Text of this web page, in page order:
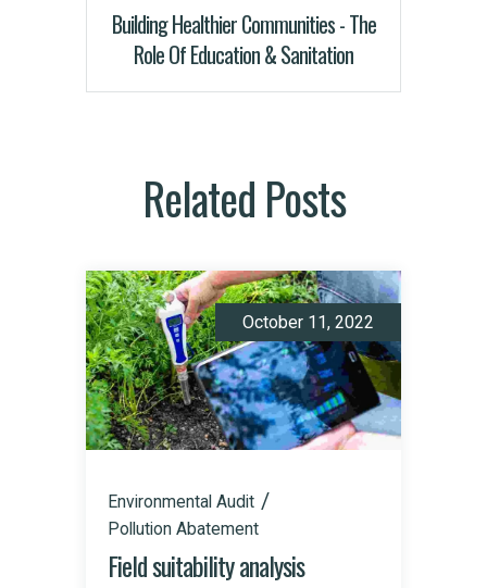
Building Healthier Communities - The
Role Of Education & Sanitation
Related Posts
October 11, 2022
Environmental Audit
Pollution Abatement
Field suitability analysis